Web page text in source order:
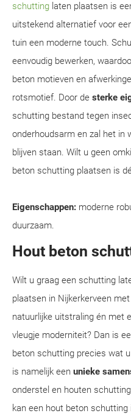
schutting laten plaatsen is
uitstekend alternatief voor
tuin een moderne touch.
eenvoudig bewerken,
beton motieven en
rotsmotief. Door de sterke
schutting bestand tegen
onderhoudsarm en zal het in
blijven staan. Wilt u geen
beton schutting plaatsen is
Eigenschappen: moderne
duurzaam.
Hout beton
Wilt u graag een schutting
plaatsen in Nijkerkerveen
natuurlijke uitstraling én met
vleugje moderniteit? Dan is
beton schutting precies wat
is namelijk een unieke
onderstel en houten
kan een hout beton